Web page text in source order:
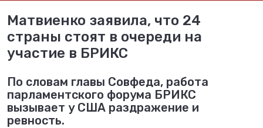
Матвиенко заявила, что 24
страны стоят в очереди на
участие в БРИКС
По словам главы Совфеда, работа
парламентского форума БРИКС
вызывает у США раздражение и
ревность.